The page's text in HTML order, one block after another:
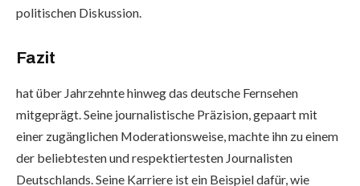
politischen Diskussion.
Fazit
hat über Jahrzehnte hinweg das deutsche Fernsehen
mitgeprägt. Seine journalistische Präzision, gepaart mit
einer zugänglichen Moderationsweise, machte ihn zu einem
der beliebtesten und respektiertesten Journalisten
Deutschlands. Seine Karriere ist ein Beispiel dafür, wie